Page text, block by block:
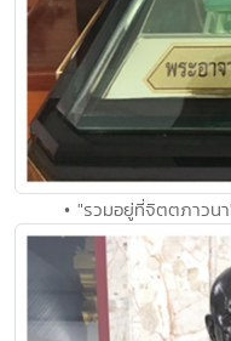
• "รวมอยู่ที่จิตตภาว